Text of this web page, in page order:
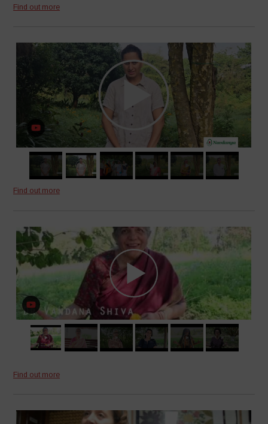
Find out more
Find out more
Find out more